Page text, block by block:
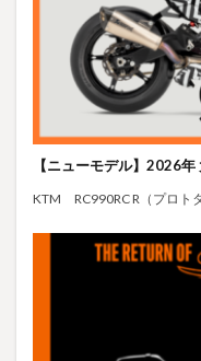
【ニューモデル】2026
KTM RC990RC R（プロ